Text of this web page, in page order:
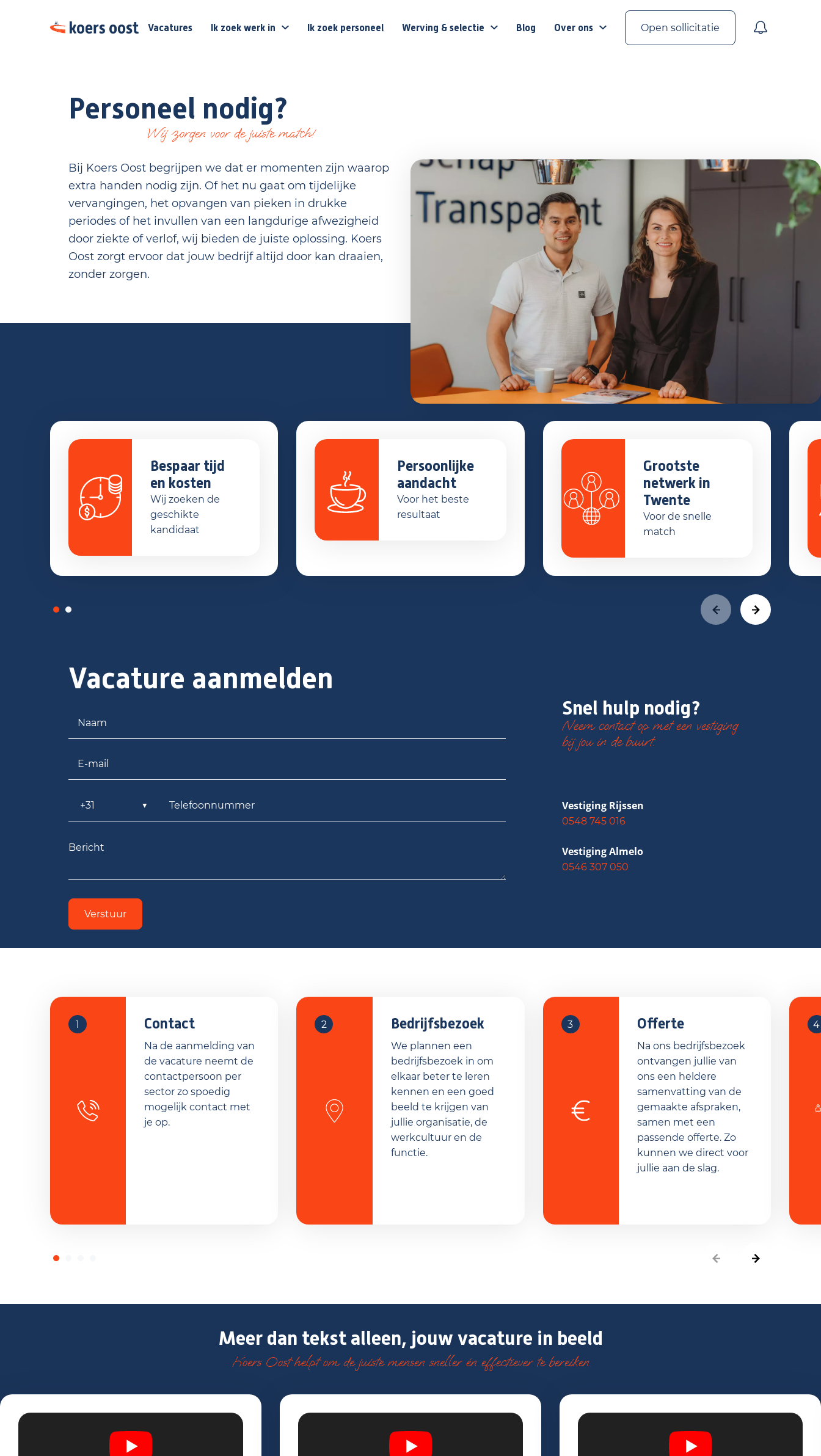
Vacatures Ik zoek werk in Ik zoek personeel Werving & selectie Blog Over ons Open sollicitatie
Personeel nodig?
Wij zorgen voor de juiste match!
Bij Koers Oost begrijpen we dat er momenten zijn waarop
extra handen nodig zijn. Of het nu gaat om tijdelijke
vervangingen, het opvangen van pieken in drukke
periodes of het invullen van een langdurige afwezigheid
door ziekte of verlof, wij bieden de juiste oplossing. Koers
Oost zorgt ervoor dat jouw bedrijf altijd door kan draaien,
zonder zorgen.
Bespaar tijd
en kosten
Wij zoeken de
geschikte
kandidaat
Persoonlijke
aandacht
Voor het beste
resultaat
Grootste
netwerk in
Twente
Voor de snelle
match
Vacature aanmelden
Verstuur
Snel hulp nodig?
Neem contact op met een vestiging
bij jou in de buurt.
Vestiging Rijssen
0548 745 016
Vestiging Almelo
0546 307 050
1 Contact
Na de aanmelding van
de vacature neemt de
contactpersoon per
sector zo spoedig
mogelijk contact met
je op.
2 Bedrijfsbezoek
We plannen een
bedrijfsbezoek in om
elkaar beter te leren
kennen en een goed
beeld te krijgen van
jullie organisatie, de
werkcultuur en de
functie.
3 Offerte
Na ons bedrijfsbezoek
ontvangen jullie van
ons een heldere
samenvatting van de
gemaakte afspraken,
samen met een
passende offerte. Zo
kunnen we direct voor
jullie aan de slag.
4
Meer dan tekst alleen, jouw vacature in beeld
Koers Oost helpt om de juiste mensen sneller én effectiever te bereiken